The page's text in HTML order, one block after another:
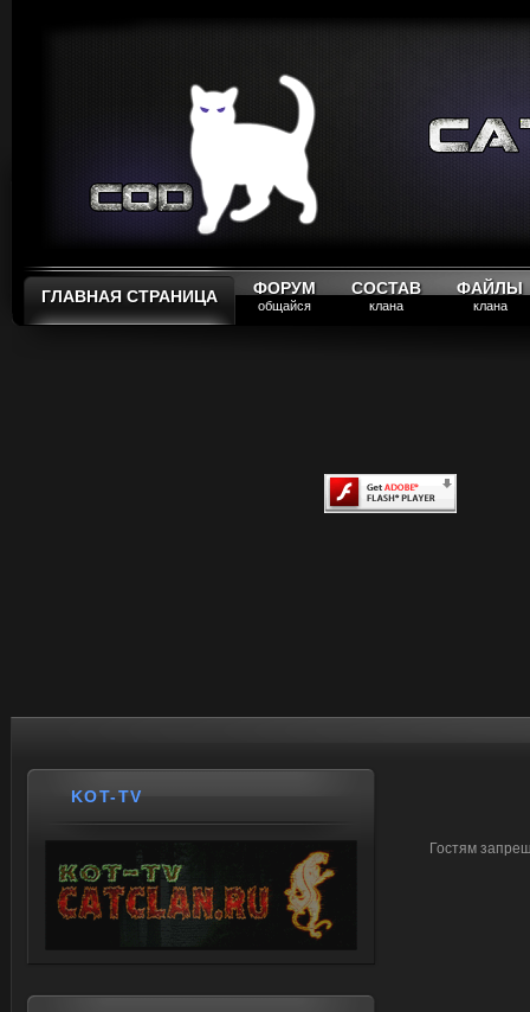
ГЛАВНАЯ СТРАНИЦА ФОРУМ
общайся
СОСТАВ
клана
ФАЙЛЫ
клана
Гостям
KOT-TV